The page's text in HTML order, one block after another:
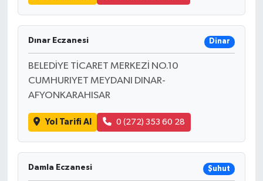
Dınar Eczanesi Dinar
BELEDİYE TİCARET MERKEZİ NO.10
CUMHURIYET MEYDANI DINAR-
AFYONKARAHISAR
Yol Tarifi Al 0 (272) 353 60 28
Damla Eczanesi Şuhut